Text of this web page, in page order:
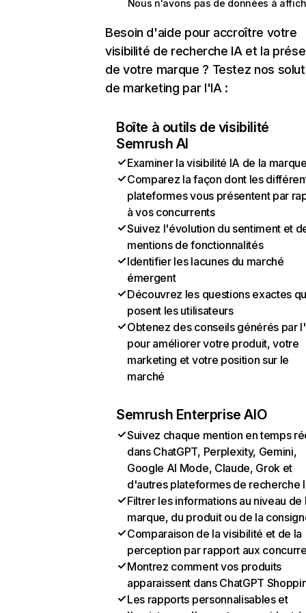
Nous n'avons pas de données à
Besoin d'aide pour accroître votre
visibilité de recherche IA et la
de votre marque ? Testez nos
de marketing par l'IA :
Boîte à outils de visibilité
Semrush AI
Examiner la visibilité IA de la
Comparez la façon dont les
plateformes vous présentent par
à vos concurrents
Suivez l'évolution du sentiment et
mentions de fonctionnalités
Identifier les lacunes du marché
émergent
Découvrez les questions exactes
posent les utilisateurs
Obtenez des conseils générés par
pour améliorer votre produit, votre
marketing et votre position sur le
marché
Semrush Enterprise AIO
Suivez chaque mention en temps
dans ChatGPT, Perplexity, Gemini,
Google AI Mode, Claude, Grok et
d'autres plateformes de recherche
Filtrer les informations au niveau de
marque, du produit ou de la
Comparaison de la visibilité et de la
perception par rapport aux
Montrez comment vos produits
apparaissent dans ChatGPT
Les rapports personnalisables et